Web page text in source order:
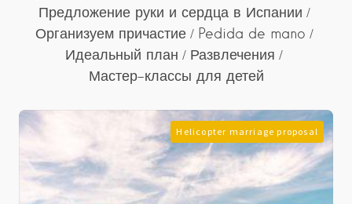
Предложение руки и сердца в Испании
Организуем причастие
Pedida de mano
Идеальный план
Развлечения
Мастер-классы для детей
Helicopter marriage proposal